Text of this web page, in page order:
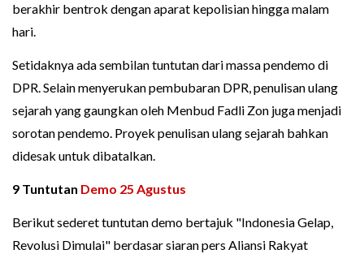
berakhir bentrok dengan aparat kepolisian hingga malam
hari.
Setidaknya ada sembilan tuntutan dari massa pendemo di
DPR. Selain menyerukan pembubaran DPR, penulisan ulang
sejarah yang gaungkan oleh Menbud Fadli Zon juga menjadi
sorotan pendemo. Proyek penulisan ulang sejarah bahkan
didesak untuk dibatalkan.
9 Tuntutan Demo 25 Agustus
Berikut sederet tuntutan demo bertajuk "Indonesia Gelap,
Revolusi Dimulai" berdasar siaran pers Aliansi Rakyat